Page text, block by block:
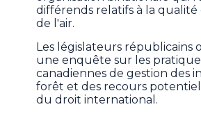
différends relatifs à la qualité
de l'air.
Les législateurs républicains
une enquête sur les
canadiennes de gestion des
forêt et des recours
du droit international.